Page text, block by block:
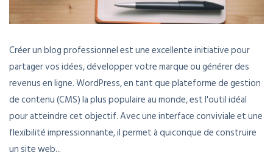
Créer un blog professionnel est une excellente initiative pour
partager vos idées, développer votre marque ou générer des
revenus en ligne. WordPress, en tant que plateforme de gestion
de contenu (CMS) la plus populaire au monde, est l'outil idéal
pour atteindre cet objectif. Avec une interface conviviale et une
flexibilité impressionnante, il permet à quiconque de construire
un site web...